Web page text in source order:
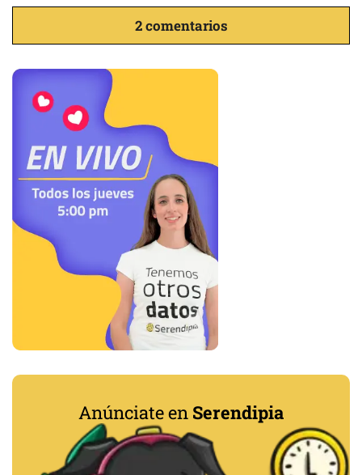
2 comentarios
Anúnciate en Serendipia